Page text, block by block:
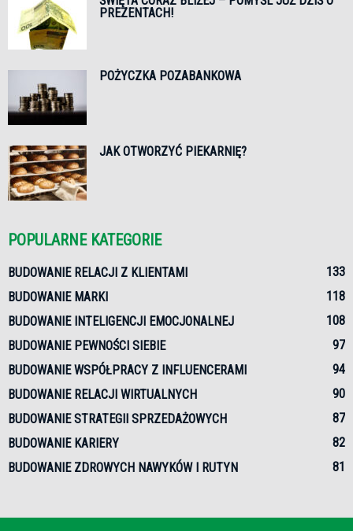
PREZENTACH!
POŻYCZKA POZABANKOWA
JAK OTWORZYĆ PIEKARNIĘ?
POPULARNE KATEGORIE
BUDOWANIE RELACJI Z KLIENTAMI
133
BUDOWANIE MARKI
118
BUDOWANIE INTELIGENCJI EMOCJONALNEJ
108
BUDOWANIE PEWNOŚCI SIEBIE
97
BUDOWANIE WSPÓŁPRACY Z INFLUENCERAMI
94
BUDOWANIE RELACJI WIRTUALNYCH
90
BUDOWANIE STRATEGII SPRZEDAŻOWYCH
87
BUDOWANIE KARIERY
82
BUDOWANIE ZDROWYCH NAWYKÓW I RUTYN
81